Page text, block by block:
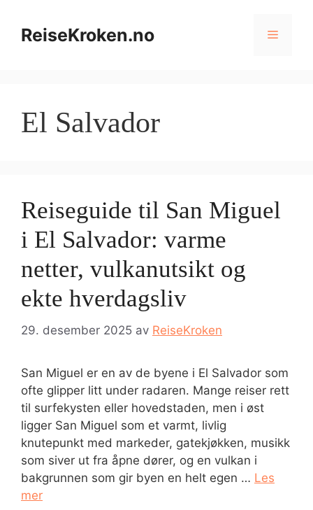
innholdReiseKroken.no Meny
El Salvador
Reiseguide til San Miguel
i El Salvador: varme
netter, vulkanutsikt og
ekte hverdagsliv
29. desember 2025 av ReiseKroken
San Miguel er en av de byene i El Salvador som
ofte glipper litt under radaren. Mange reiser rett
til surfekysten eller hovedstaden, men i øst
ligger San Miguel som et varmt, livlig
knutepunkt med markeder, gatekjøkken, musikk
som siver ut fra åpne dører, og en vulkan i
bakgrunnen som gir byen en helt egen … Les
mer